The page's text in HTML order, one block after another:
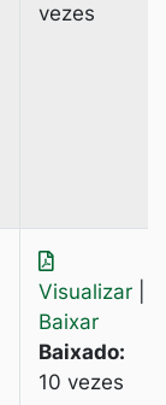
vezes
Visualizar
Baixar
Baixado:
10 vezes